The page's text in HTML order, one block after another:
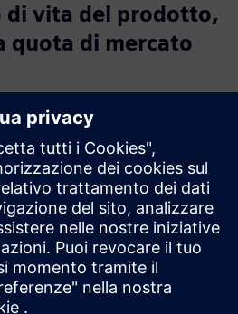
di vita del prodotto,
quota di mercato
automobilistica e dei